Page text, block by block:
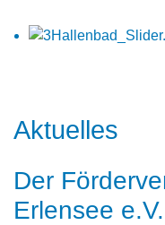
Aktuelles
Der
Erlensee